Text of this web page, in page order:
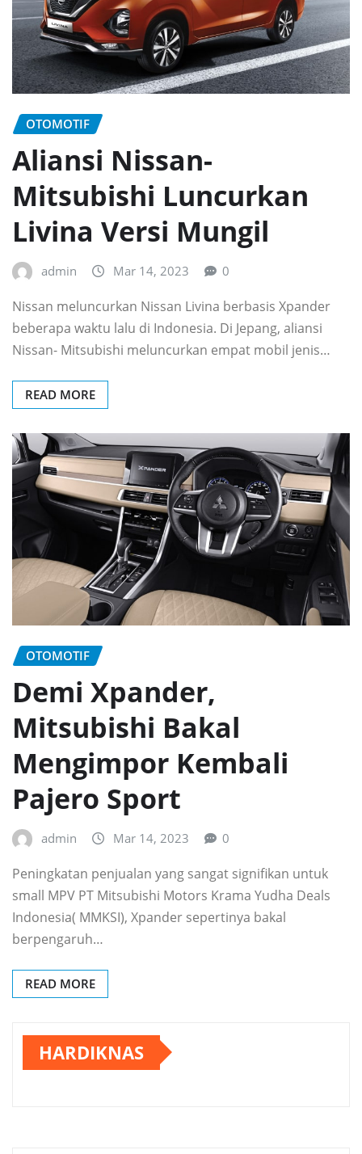
OTOMOTIF
Aliansi Nissan-
Mitsubishi Luncurkan
Livina Versi Mungil
admin Mar 14, 2023 0
Nissan meluncurkan Nissan Livina berbasis Xpander
beberapa waktu lalu di Indonesia. Di Jepang, aliansi
Nissan- Mitsubishi meluncurkan empat mobil jenis…
READ MORE
OTOMOTIF
Demi Xpander,
Mitsubishi Bakal
Mengimpor Kembali
Pajero Sport
admin Mar 14, 2023 0
Peningkatan penjualan yang sangat signifikan untuk
small MPV PT Mitsubishi Motors Krama Yudha Deals
Indonesia( MMKSI), Xpander sepertinya bakal
berpengaruh…
READ MORE
HARDIKNAS